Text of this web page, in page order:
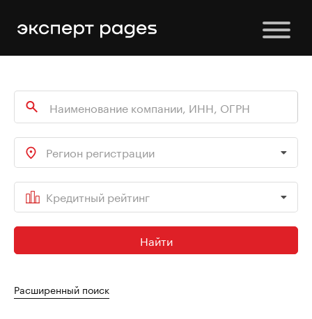
Регион регистрации
Кредитный рейтинг
Найти
Расширенный поиск